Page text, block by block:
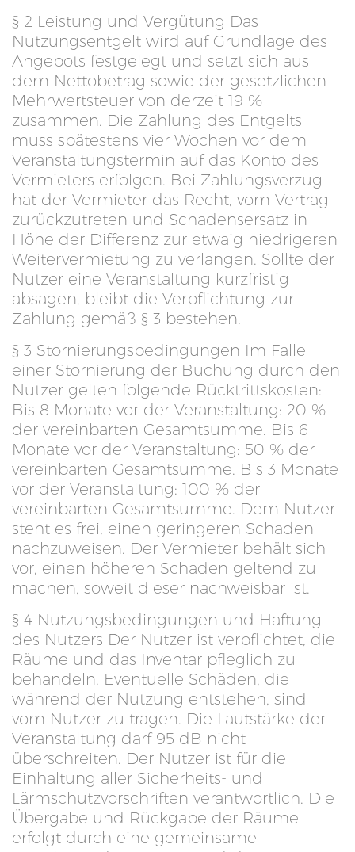
§ 2 Leistung und Vergütung Das
Nutzungsentgelt wird auf Grundlage des
Angebots festgelegt und setzt sich aus
dem Nettobetrag sowie der gesetzlichen
Mehrwertsteuer von derzeit 19 %
zusammen. Die Zahlung des Entgelts
muss spätestens vier Wochen vor dem
Veranstaltungstermin auf das Konto des
Vermieters erfolgen. Bei Zahlungsverzug
hat der Vermieter das Recht, vom Vertrag
zurückzutreten und Schadensersatz in
Höhe der Differenz zur etwaig niedrigeren
Weitervermietung zu verlangen. Sollte der
Nutzer eine Veranstaltung kurzfristig
absagen, bleibt die Verpflichtung zur
Zahlung gemäß § 3 bestehen.
§ 3 Stornierungsbedingungen Im Falle
einer Stornierung der Buchung durch den
Nutzer gelten folgende Rücktrittskosten:
Bis 8 Monate vor der Veranstaltung: 20 %
der vereinbarten Gesamtsumme. Bis 6
Monate vor der Veranstaltung: 50 % der
vereinbarten Gesamtsumme. Bis 3 Monate
vor der Veranstaltung: 100 % der
vereinbarten Gesamtsumme. Dem Nutzer
steht es frei, einen geringeren Schaden
nachzuweisen. Der Vermieter behält sich
vor, einen höheren Schaden geltend zu
machen, soweit dieser nachweisbar ist.
§ 4 Nutzungsbedingungen und Haftung
des Nutzers Der Nutzer ist verpflichtet, die
Räume und das Inventar pfleglich zu
behandeln. Eventuelle Schäden, die
während der Nutzung entstehen, sind
vom Nutzer zu tragen. Die Lautstärke der
Veranstaltung darf 95 dB nicht
überschreiten. Der Nutzer ist für die
Einhaltung aller Sicherheits- und
Lärmschutzvorschriften verantwortlich. Die
Übergabe und Rückgabe der Räume
erfolgt durch eine gemeinsame